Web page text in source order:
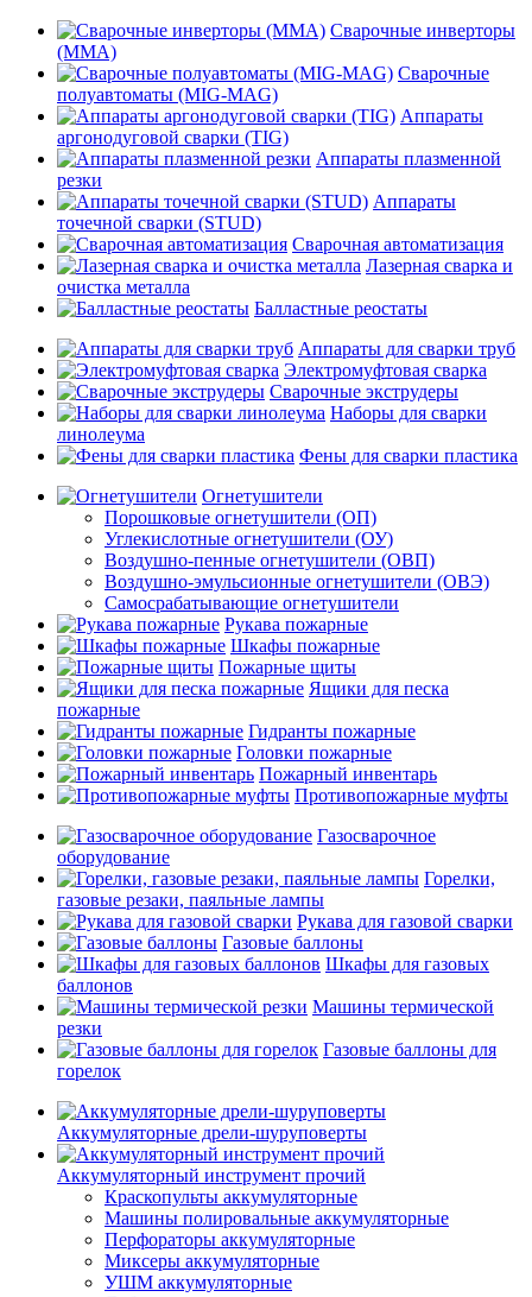
Сварочные инверторы
(MMA)
Сварочные
полуавтоматы (MIG-MAG)
Аппараты
аргонодуговой сварки (TIG)
Аппараты плазменной
резки
Аппараты
точечной сварки (STUD)
Сварочная автоматизация
Лазерная сварка и
очистка металла
Балластные реостаты
Аппараты для сварки труб
Электромуфтовая сварка
Сварочные экструдеры
Наборы для сварки
линолеума
Фены для сварки пластика
Огнетушители
Порошковые огнетушители (ОП)
Углекислотные огнетушители (ОУ)
Воздушно-пенные огнетушители (ОВП)
Воздушно-эмульсионные огнетушители (ОВЭ)
Самосрабатывающие огнетушители
Рукава пожарные
Шкафы пожарные
Пожарные щиты
Ящики для песка
пожарные
Гидранты пожарные
Головки пожарные
Пожарный инвентарь
Противопожарные муфты
Газосварочное
оборудование
Горелки,
газовые резаки, паяльные лампы
Рукава для газовой сварки
Газовые баллоны
Шкафы для газовых
баллонов
Машины термической
резки
Газовые баллоны для
горелок
Аккумуляторные дрели-шуруповерты
Аккумуляторный инструмент прочий
Краскопульты аккумуляторные
Машины полировальные аккумуляторные
Перфораторы аккумуляторные
Миксеры аккумуляторные
УШМ аккумуляторные